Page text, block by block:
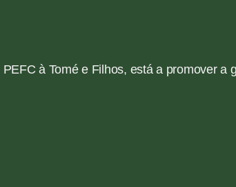
à Tomé e Filhos, está a promover a